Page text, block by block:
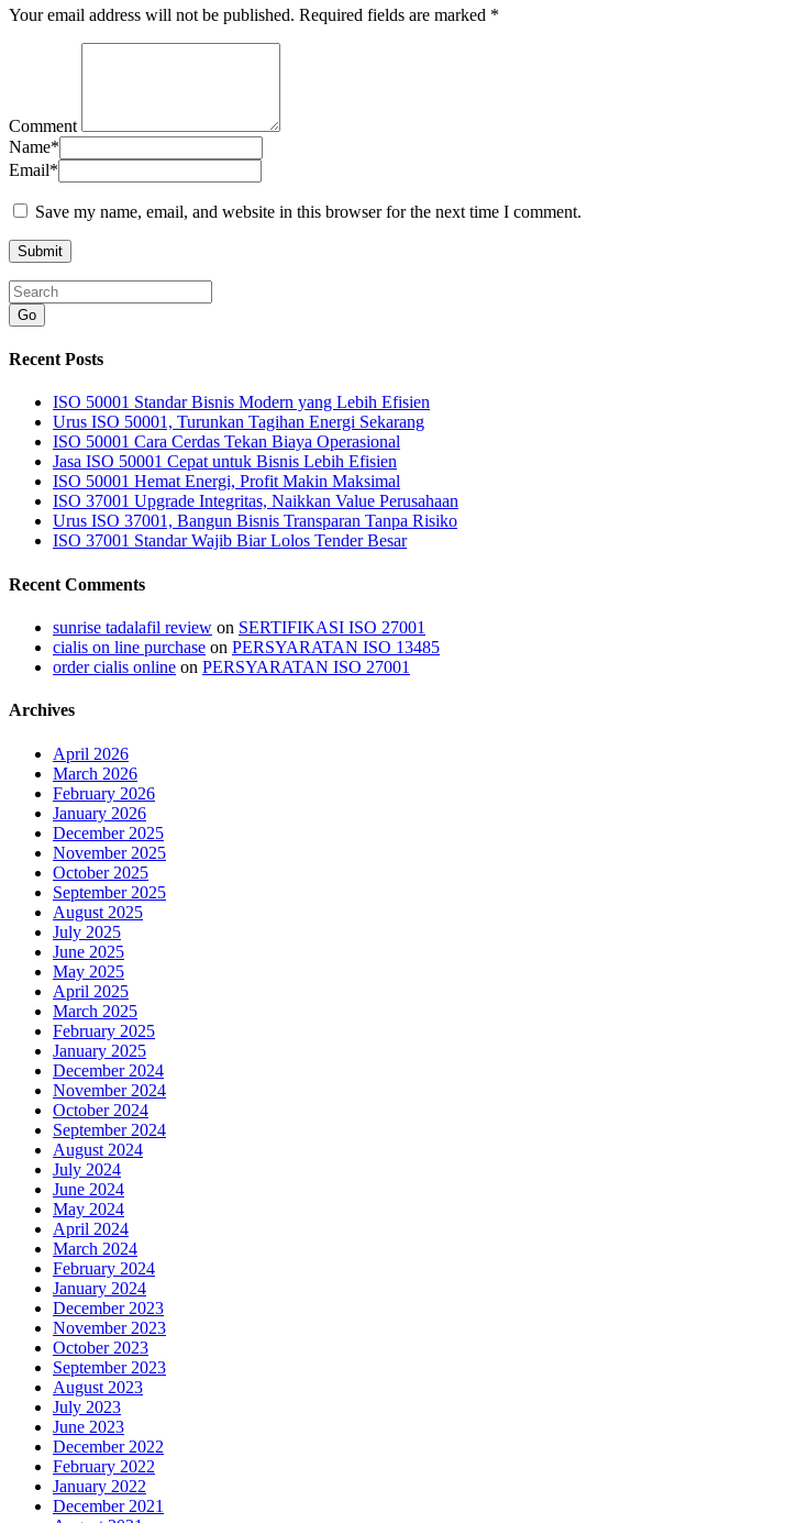
Your email address will not be published. Required fields are marked *
Comment
Name*
Email*
Save my name, email, and website in this browser for the next time I comment.
Go
Recent Posts
ISO 50001 Standar Bisnis Modern yang Lebih Efisien
Urus ISO 50001, Turunkan Tagihan Energi Sekarang
ISO 50001 Cara Cerdas Tekan Biaya Operasional
Jasa ISO 50001 Cepat untuk Bisnis Lebih Efisien
ISO 50001 Hemat Energi, Profit Makin Maksimal
ISO 37001 Upgrade Integritas, Naikkan Value Perusahaan
Urus ISO 37001, Bangun Bisnis Transparan Tanpa Risiko
ISO 37001 Standar Wajib Biar Lolos Tender Besar
Recent Comments
sunrise tadalafil review on SERTIFIKASI ISO 27001
cialis on line purchase on PERSYARATAN ISO 13485
order cialis online on PERSYARATAN ISO 27001
Archives
April 2026
March 2026
February 2026
January 2026
December 2025
November 2025
October 2025
September 2025
August 2025
July 2025
June 2025
May 2025
April 2025
March 2025
February 2025
January 2025
December 2024
November 2024
October 2024
September 2024
August 2024
July 2024
June 2024
May 2024
April 2024
March 2024
February 2024
January 2024
December 2023
November 2023
October 2023
September 2023
August 2023
July 2023
June 2023
December 2022
February 2022
January 2022
December 2021